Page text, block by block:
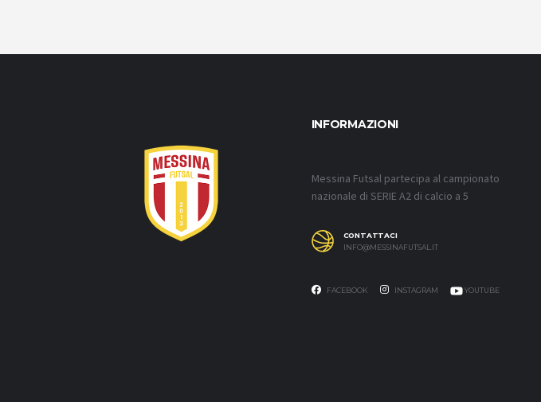
INFORMAZIONI
Messina Futsal partecipa al campionato
nazionale di SERIE A2 di calcio a 5
CONTATTACI
INFO@MESSINAFUTSAL.IT
FACEBOOK INSTAGRAM YOUTUBE